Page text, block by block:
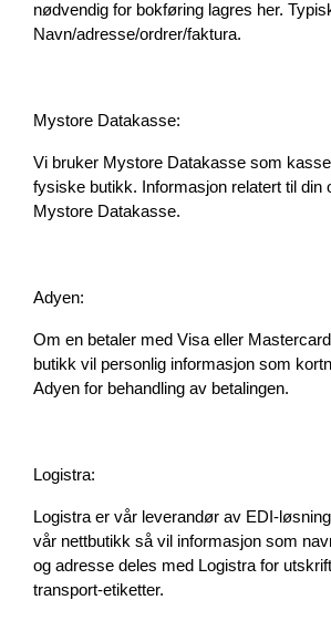
nødvendig for bokføring lagres her.
Navn/adresse/ordrer/faktura.
Mystore Datakasse:
Vi bruker Mystore Datakasse som
fysiske butikk. Informasjon relatert til din
Mystore Datakasse.
Adyen:
Om en betaler med Visa eller
butikk vil personlig informasjon som
Adyen for behandling av betalingen.
Logistra:
Logistra er vår leverandør av EDI-
vår nettbutikk så vil informasjon som
og adresse deles med Logistra for
transport-etiketter.